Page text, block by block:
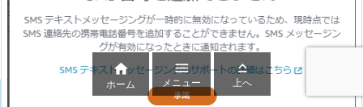

ホーム

メニュー

上へ